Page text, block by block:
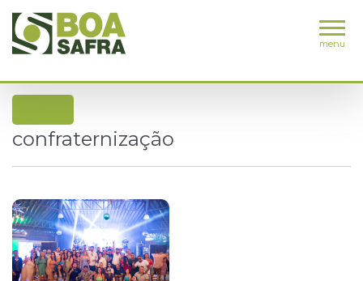
menu
confraternização